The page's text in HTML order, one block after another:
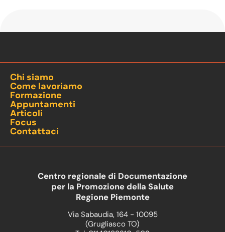
Chi siamo
Come lavoriamo
Formazione
Appuntamenti
Articoli
Focus
Contattaci
Centro regionale di Documentazione
per la Promozione della Salute
Regione Piemonte
Via Sabaudia, 164 - 10095
(Grugliasco TO)